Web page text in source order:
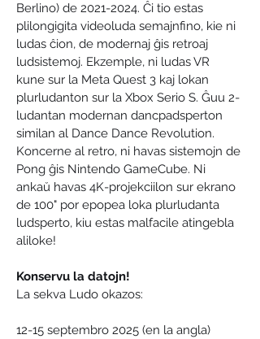
Berlino) de 2021-2024. Ĉi tio estas
plilongigita videoluda semajnfino, kie ni
ludas ĉion, de modernaj ĝis retroaj
ludsistemoj. Ekzemple, ni ludas VR
kune sur la Meta Quest 3 kaj lokan
plurludanton sur la Xbox Serio S. Ĝuu 2-
ludantan modernan dancpadsperton
similan al Dance Dance Revolution.
Koncerne al retro, ni havas sistemojn de
Pong ĝis Nintendo GameCube. Ni
ankaŭ havas 4K-projekciilon sur ekrano
de 100" por epopea loka plurludanta
ludsperto, kiu estas malfacile atingebla
aliloke!
Konservu la datojn!
La sekva Ludo okazos:
12-15 septembro 2025 (en la angla)